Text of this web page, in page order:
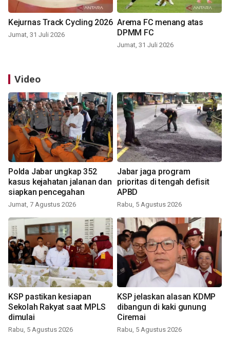
Kejurnas Track Cycling 2026
Jumat, 31 Juli 2026
Arema FC menang atas
DPMM FC
Jumat, 31 Juli 2026
Video
Polda Jabar ungkap 352
kasus kejahatan jalanan dan
siapkan pencegahan
Jumat, 7 Agustus 2026
Jabar jaga program
prioritas di tengah defisit
APBD
Rabu, 5 Agustus 2026
KSP pastikan kesiapan
Sekolah Rakyat saat MPLS
dimulai
Rabu, 5 Agustus 2026
KSP jelaskan alasan KDMP
dibangun di kaki gunung
Ciremai
Rabu, 5 Agustus 2026